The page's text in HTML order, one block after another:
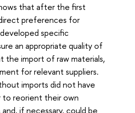
that after the first
preferences for
specific
an appropriate quality of
the import of raw materials,
for relevant suppliers.
imports did not have
to reorient their own
if necessary, could be